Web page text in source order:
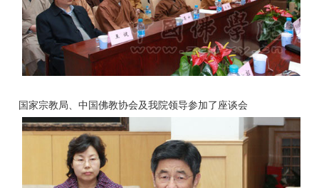
国家宗教局、中国佛教协会及我院领导参加了座谈会